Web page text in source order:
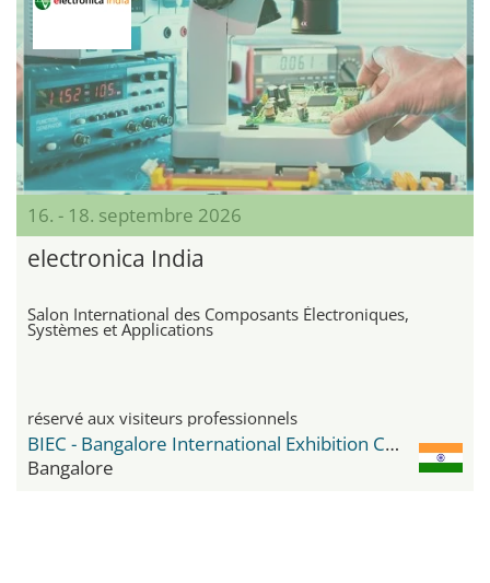
16. - 18. septembre 2026
electronica India
Salon International des Composants Électroniques,
Systèmes et Applications
réservé aux visiteurs professionnels
BIEC - Bangalore International Exhibition Center
Bangalore